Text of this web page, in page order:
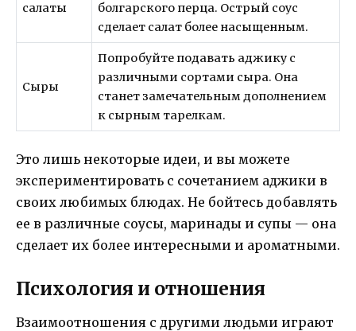
салаты
болгарского перца. Острый соус
сделает салат более насыщенным.
Сыры
Попробуйте подавать аджику с
различными сортами сыра. Она
станет замечательным дополнением
к сырным тарелкам.
Это лишь некоторые идеи, и вы можете
экспериментировать с сочетанием аджики в
своих любимых блюдах. Не бойтесь добавлять
ее в различные соусы, маринады и супы — она
сделает их более интересными и ароматными.
Психология и отношения
Взаимоотношения с другими людьми играют